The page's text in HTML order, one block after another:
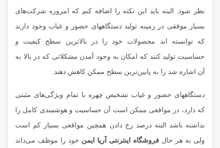
نظر شود. البته باید این نکته را اضافه کنم که امروزه شرکت‌های
بسیار موفقی در زمینه تولید دستگاههای حضور و غیاب وجود دارند
که توانسته اند محصولات خود را در بالاترین سطح کیفیت و
حساسیت تولید کنند که امکان به وجود آمدن مشکلاتی که در بالا به
آن اشاره شد را به پایین‌ترین سطح ممکن کاهش دهند.
دستگاههای حضور و غیاب تشخیص چهره با تمام ویژگی‌های مثبتی
که دارد، در مواقعی ممکن است آن حساسیت و هوشمندی کامل را
نداشته باشد البته درصد رخ دادن همچین مواقعی بسیار کم است
ولی به هر حال فروشگاه اینترنتی آریا ایمن خود را موظف می‌داند